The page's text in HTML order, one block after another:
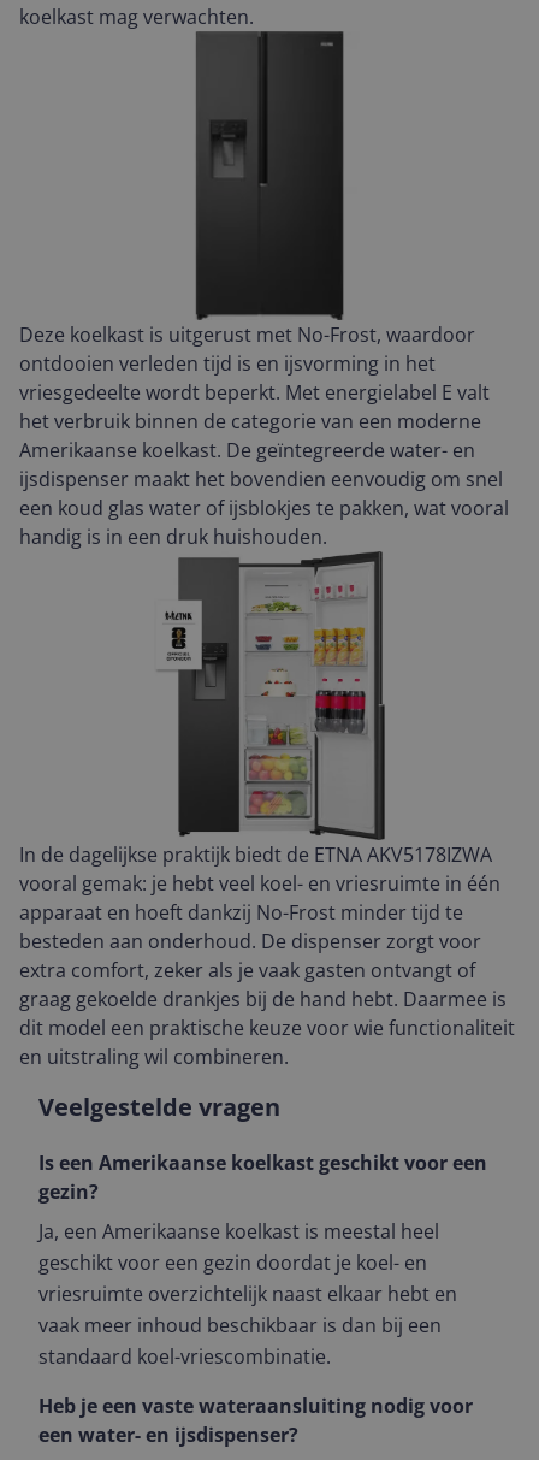
koelkast mag verwachten.
Deze koelkast is uitgerust met No-Frost, waardoor
ontdooien verleden tijd is en ijsvorming in het
vriesgedeelte wordt beperkt. Met energielabel E valt
het verbruik binnen de categorie van een moderne
Amerikaanse koelkast. De geïntegreerde water- en
ijsdispenser maakt het bovendien eenvoudig om snel
een koud glas water of ijsblokjes te pakken, wat vooral
handig is in een druk huishouden.
In de dagelijkse praktijk biedt de ETNA AKV5178IZWA
vooral gemak: je hebt veel koel- en vriesruimte in één
apparaat en hoeft dankzij No-Frost minder tijd te
besteden aan onderhoud. De dispenser zorgt voor
extra comfort, zeker als je vaak gasten ontvangt of
graag gekoelde drankjes bij de hand hebt. Daarmee is
dit model een praktische keuze voor wie functionaliteit
en uitstraling wil combineren.
Veelgestelde vragen
Is een Amerikaanse koelkast geschikt voor een
gezin?
Ja, een Amerikaanse koelkast is meestal heel
geschikt voor een gezin doordat je koel- en
vriesruimte overzichtelijk naast elkaar hebt en
vaak meer inhoud beschikbaar is dan bij een
standaard koel-vriescombinatie.
Heb je een vaste wateraansluiting nodig voor
een water- en ijsdispenser?